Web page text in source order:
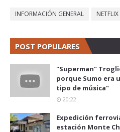
INFORMACIÓN GENERAL NETFLIX
POST POPULARES
"Superman"
porque Sumo era
tipo de música"
20:22
Expedición
estación Monte